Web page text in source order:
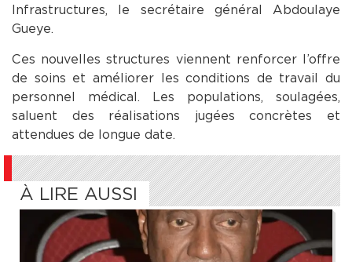
Infrastructures, le secrétaire général Abdoulaye
Gueye.
Ces nouvelles structures viennent renforcer l’offre
de soins et améliorer les conditions de travail du
personnel médical. Les populations, soulagées,
saluent des réalisations jugées concrètes et
attendues de longue date.
À LIRE AUSSI